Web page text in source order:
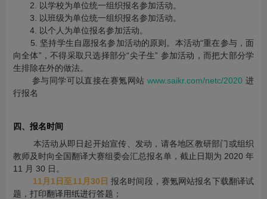
2. 以学校为单位统一组织报名参加活动。
3. 以班级为单位统一组织报名参加活动。
4. 以个人为单位报名参加活动。
5. 坚持学生自愿报名参加活动的原则。本活动“重在参与，面
向全体”，不得采取只选择部分“尖子生” 参加活动，而把大部分学
生排除在外的做法。
参与同学可以直接在赛氪网站www.saikr.com/netc/2020进
行报名
四、报名时间
本活动从即日起开始宣传、发动，请各地区教研部门或组织
教师及时向全国翻译大赛组委会汇总报名单，截止日期为 2020 年
11 月 30 日。
11月1日至11月30日 报名时间段，赛氪网站报名下载翻译试
题，打印翻译用纸进行答题；